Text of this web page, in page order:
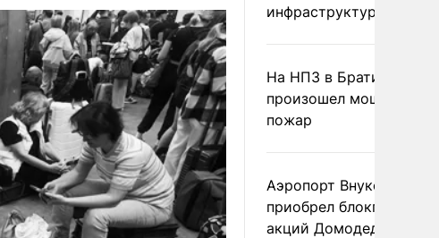
инфраструктуры
На НПЗ в Братиславе
произошел мощный
пожар
Аэропорт Внуково
приобрел блокпакет
акций Домодедово